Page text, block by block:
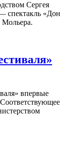
Сергея
спектакль «Дон
впервые